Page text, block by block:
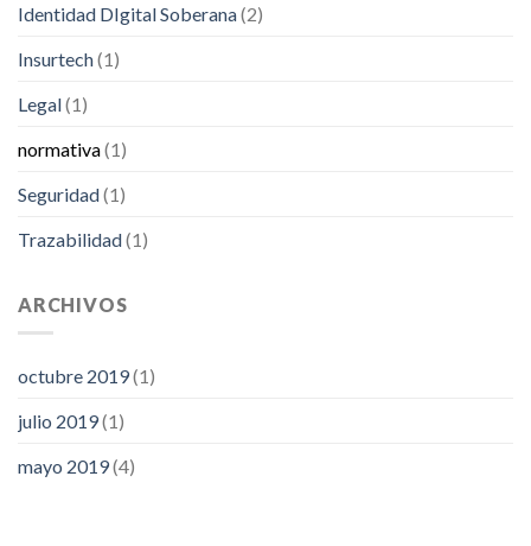
Identidad DIgital Soberana(2)
Insurtech(1)
Legal(1)
normativa(1)
Seguridad(1)
Trazabilidad(1)
ARCHIVOS
octubre 2019(1)
julio 2019(1)
mayo 2019(4)